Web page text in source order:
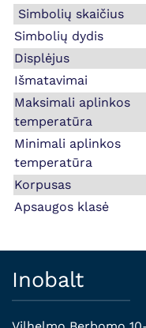
Simbolių skaičius
Simbolių dydis
Displėjus
Išmatavimai
Maksimali aplinkos
temperatūra
Minimali aplinkos
temperatūra
Korpusas
Apsaugos klasė
Inobalt